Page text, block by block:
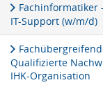
IT-Support (w/m/d)
Qualifizierte
IHK-Organisation